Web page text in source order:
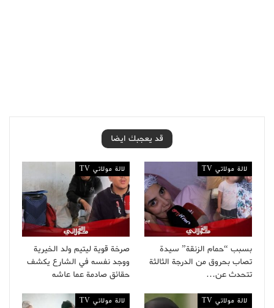
قد يعجبك ايضا
لالة مولاتي TV
بسبب “حمام الزنقة” سيدة
تصاب بحروق من الدرجة الثالثة
تتحدث عن…
لالة مولاتي TV
صرخة قوية ليتيم ولد الخيرية
ووجد نفسه في الشارع يكشف
حقائق صادمة عما عاشه
لالة مولاتي TV لالة مولاتي TV